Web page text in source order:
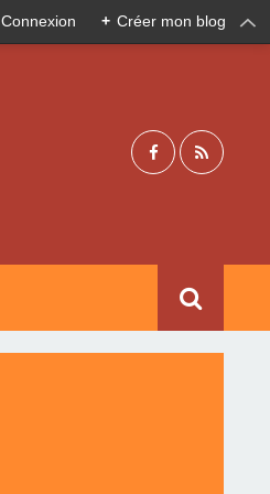
Connexion + Créer mon blog